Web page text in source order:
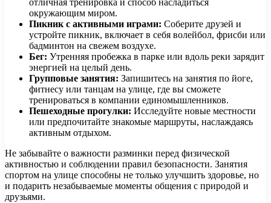
отличная тренировка и способ насладиться
окружающим миром.
Пикник с активными играми: Соберите друзей и
устройте пикник, включает в себя волейбол, фрисби или
бадминтон на свежем воздухе.
Бег: Утренняя пробежка в парке или вдоль реки зарядит
энергией на целый день.
Групповые занятия: Запишитесь на занятия по йоге,
фитнесу или танцам на улице, где вы сможете
тренироваться в компании единомышленников.
Пешеходные прогулки: Исследуйте новые местности
или предпочитайте знакомые маршруты, наслаждаясь
активным отдыхом.
Не забывайте о важности разминки перед физической
активностью и соблюдении правил безопасности. Занятия
спортом на улице способны не только улучшить здоровье, но
и подарить незабываемые моменты общения с природой и
друзьями.